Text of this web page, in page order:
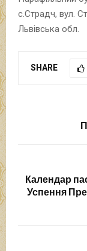
с.Страдч, вул.
Львівська обл.
SHARE
Календар
Успення